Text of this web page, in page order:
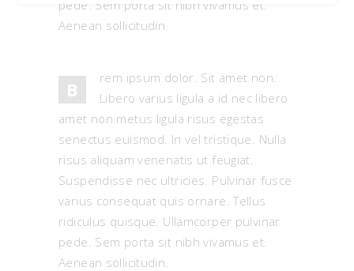
pede. Sem porta sit nibh vivamus et.
Aenean sollicitudin.
B
rem ipsum dolor. Sit amet non.
Libero varius ligula a id nec libero
amet non metus ligula risus egestas
senectus euismod. In vel tristique. Nulla
risus aliquam venenatis ut feugiat.
Suspendisse nec ultricies. Pulvinar fusce
varius consequat quis ornare. Tellus
ridiculus quisque. Ullamcorper pulvinar
pede. Sem porta sit nibh vivamus et.
Aenean sollicitudin.